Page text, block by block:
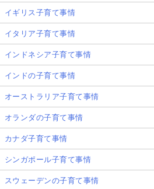
イギリス子育て事情
イタリア子育て事情
インドネシア子育て事情
インドの子育て事情
オーストラリア子育て事情
オランダの子育て事情
カナダ子育て事情
シンガポール子育て事情
スウェーデンの子育て事情